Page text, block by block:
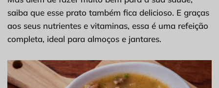
saiba que esse prato também fica delicioso. E graças
aos seus nutrientes e vitaminas, essa é uma refeição
completa, ideal para almoços e jantares.